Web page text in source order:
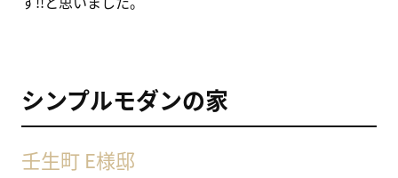
シンプルモダンの家
壬生町 E様邸